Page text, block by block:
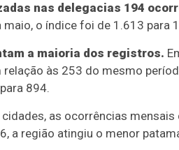
nas delegacias 194
o índice foi de 1.613 para
a maioria dos registros.
às 253 do mesmo
894.
as ocorrências
a região atingiu o menor